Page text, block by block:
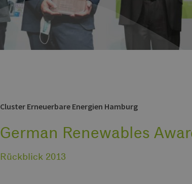
Cluster Erneuerbare Energien Hamburg
German Renewables
Rückblick 2013